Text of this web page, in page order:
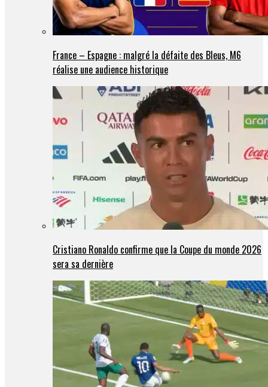
France – Espagne : malgré la défaite des Bleus, M6
réalise une audience historique
Cristiano Ronaldo confirme que la Coupe du monde 2026
sera sa dernière